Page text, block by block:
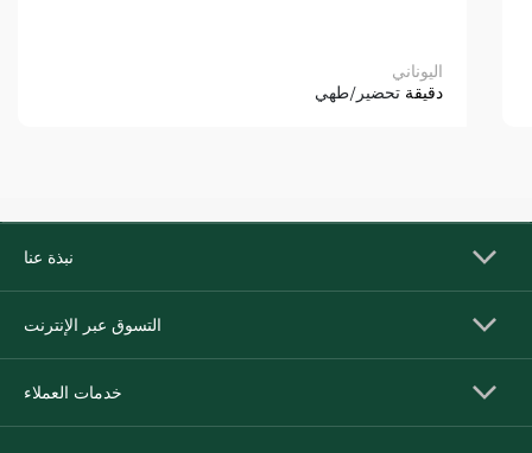
اليوناني
دقيقة تحضير/طهي
نبذة عنا
التسوق عبر الإنترنت
خدمات العملاء